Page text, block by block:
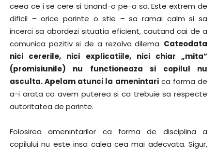
ceea ce i se cere si tinand-o pe-a sa. Este extrem de
dificil – orice parinte o stie – sa ramai calm si sa
incerci sa abordezi situatia eficient, cautand cai de a
comunica pozitiv si de a rezolva dilema. Cateodata
nici cererile, nici explicatiile, nici chiar „mita”
(promisiunile) nu functioneaza si copilul nu
asculta. Apelam atunci la amenintarica forma de
a-i arata ca avem puterea si ca trebuie sa respecte
autoritatea de parinte.
Folosirea amenintarilor ca forma de disciplina a
copilului nu este insa calea cea mai adecvata. Sigur,